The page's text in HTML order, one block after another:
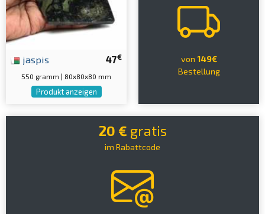
47€
jaspis
550 gramm | 80x80x80 mm
Produkt anzeigen
von 149€
Bestellung
20 € gratis
im Rabattcode